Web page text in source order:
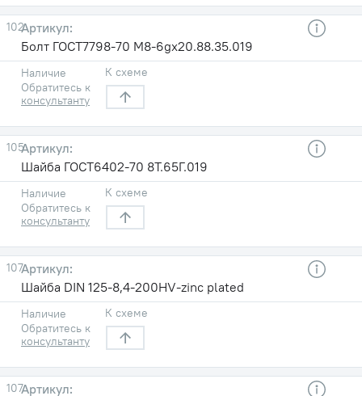
102
Болт ГОСТ7798-70 М8-6gх20.88.35.019
Наличие
Обратитесь к
консультанту
К схеме
105
Шайба ГОСТ6402-70 8T.65Г.019
Наличие
Обратитесь к
консультанту
К схеме
107
Шайба DIN 125-8,4-200HV-zinc plated
Наличие
Обратитесь к
консультанту
К схеме
107